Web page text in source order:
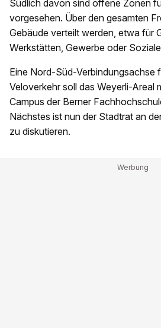
Südlich davon sind offene Zonen
vorgesehen. Über den gesamten
Gebäude verteilt werden, etwa für
Werkstätten, Gewerbe oder
Eine Nord-Süd-Verbindungsachse
Veloverkehr soll das Weyerli-Areal
Campus der Berner
Nächstes ist nun der Stadtrat an
zu diskutieren.